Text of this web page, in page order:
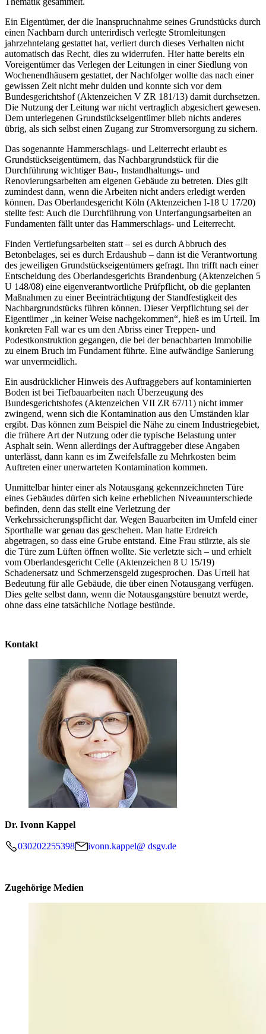
Ein Eigentümer, der die Inanspruchnahme seines Grundstücks durch
einen Nachbarn durch unterirdisch verlegte Stromleitungen
jahrzehntelang gestat­tet hat, verliert durch dieses Verhalten nicht
automatisch das Recht, dies zu widerrufen. Hier hatte bereits ein
Voreigentümer das Verlegen der Leitungen in einer Siedlung von
Wochenendhäusern gestattet, der Nachfolger wollte das nach einer
gewissen Zeit nicht mehr dulden und konnte sich vor dem
Bundesgerichtshof (Aktenzeichen V ZR 181/13) damit durchsetzen.
Die Nutzung der Leitung war nicht vertraglich abgesichert gewesen.
Dem unterle­genen Grundstückseigentümer blieb nichts anderes
übrig, als sich selbst einen Zugang zur Stromversorgung zu sichern.
Das sogenannte Hammerschlags- und Leiterrecht erlaubt es
Grundstücks­eigentümern, das Nachbargrundstück für die
Durchführung wichtiger Bau-, Instandhaltungs- und
Renovierungsarbeiten am eigenen Gebäude zu betreten. Dies gilt
zumindest dann, wenn die Arbeiten nicht anders erledigt werden
können. Das Oberlandesgericht Köln (Aktenzeichen I-18 U 17/20)
stellte fest: Auch die Durchführung von Unterfangungsarbeiten an
Funda­menten fällt unter das Hammerschlags- und Leiterrecht.
Finden Vertiefungsarbeiten statt – sei es durch Abbruch des
Betonbelages, sei es durch Erdaushub – dann ist die Verantwortung
des jeweiligen Grund­stückseigentümers gefragt. Ihn trifft nach einer
Entscheidung des Oberlan­desgerichts Brandenburg (Aktenzeichen 5
U 148/08) eine eigenverantwort­liche Prüfpflicht, ob die geplanten
Maßnahmen zu einer Beeinträchtigung der Standfestigkeit des
Nachbargrundstücks führen können. Dieser Verpflich­tung sei der
Eigentümer „in keiner Weise nachgekommen“, hieß es im Urteil. Im
konkreten Fall war es um den Abriss einer Treppen- und
Podestkonstruk­tion gegangen, die bei der benachbarten Immobilie
zu einem Bruch im Fun­dament führte. Eine aufwändige Sanierung
war unvermeidlich.
Ein ausdrücklicher Hinweis des Auftraggebers auf kontaminierten
Boden ist bei Tiefbauarbeiten nach Überzeugung des
Bundesgerichtshofes (Akten­zeichen VII ZR 67/11) nicht immer
zwingend, wenn sich die Kontamination aus den Umständen klar
ergibt. Das können zum Beispiel die Nähe zu einem Industriegebiet,
die frühere Art der Nutzung oder die typische Belastung unter
Asphalt sein. Wenn allerdings der Auftraggeber diese Angaben
unterlässt, dann kann es im Zweifelsfalle zu Mehrkosten beim
Auftreten einer unerwarteten Kontamination kommen.
Unmittelbar hinter einer als Notausgang gekennzeichneten Türe
eines Gebäudes dürfen sich keine erheblichen Niveauunterschiede
befinden, denn das stellt eine Verletzung der
Verkehrssicherungspflicht dar. Wegen Bauarbeiten im Umfeld einer
Sporthalle war genau das geschehen. Man hatte Erdreich
abgetragen, so dass eine Grube entstand. Eine Frau stürzte, als sie
die Türe zum Lüften öffnen wollte. Sie verletzte sich – und erhielt
vom Oberlandesgericht Celle (Aktenzeichen 8 U 15/19)
Schadenersatz und Schmerzensgeld zugesprochen. Das Urteil hat
Bedeutung für alle Gebäude, die über einen Notausgang verfügen.
Dies gelte selbst dann, wenn die Notausgangstüre benutzt werde,
ohne dass eine tatsächliche Notlage bestünde.
Kontakt
Dr. Ivonn Kappel
030202255398 ivonn.kappel@ dsgv.de
Zugehörige Medien